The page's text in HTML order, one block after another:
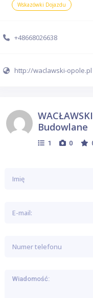
Wskazówki Dojazdu
+48668026638
http://waclawski-opole.pl
WACŁAWSKI
Budowlane
1 0